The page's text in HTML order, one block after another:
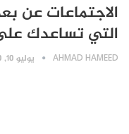
الاجتماعات عن
التي تساعدك
AHMAD HAMEED يوليو 10, 2020